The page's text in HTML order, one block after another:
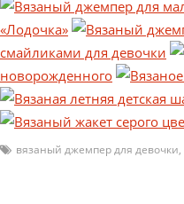
«Лодочка»
смайликами для девочки
новорожденного
вязаный джемпер для девочки,